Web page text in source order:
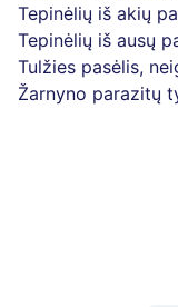
Tepinėlių iš akių
Tepinėlių iš ausų
Tulžies pasėlis,
Žarnyno parazitų